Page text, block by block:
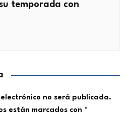
temporada con
electrónico no será publicada.
están marcados con *